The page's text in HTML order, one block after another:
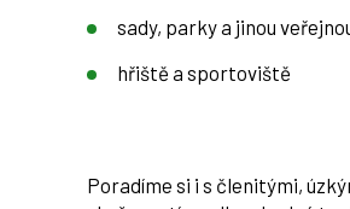
sady, parky a jinou
hřiště a sportoviště
Poradíme si i s členitými,